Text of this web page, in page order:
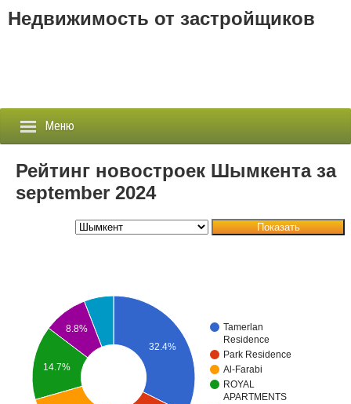
Недвижимость от застройщиков
Меню
Застройщики
Новостройки
Агентства
Объявления
Рейтинг новостроек Шымкента за
september 2024
Показать
Tamerlan
Residence
Park Residence
Al-Farabi
ROYAL
APARTMENTS
32.4%
8.8%
14.7%